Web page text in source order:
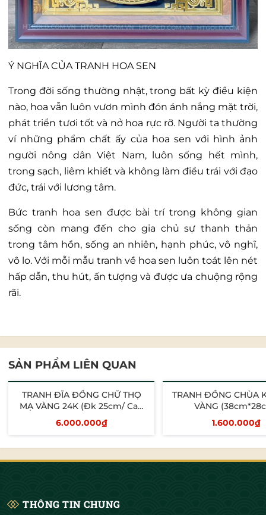
Ý NGHĨA CỦA TRANH HOA SEN
Trong đời sống thường nhật, trong bất kỳ điều kiện
nào, hoa vẫn luôn vươn mình đón ánh nắng mặt trời,
phát triển tươi tốt và nở hoa rực rỡ. Người ta thường
ví những phẩm chất ấy của hoa sen với hình ảnh
người nông dân Việt Nam, luôn sống hết mình,
trong sạch, liêm khiết và không làm điều trái với đạo
đức, trái với lương tâm.
Bức tranh hoa sen được bài trí trong không gian
sống còn mang đến cho gia chủ sự thanh thản
trong tâm hồn, sống an nhiên, hạnh phúc, vô nghĩ,
vô lo. Với mỗi mẫu tranh về hoa sen luôn toát lên nét
hấp dẫn, thu hút, ấn tượng và được ưa chuộng rộng
rãi.
SẢN PHẨM LIÊN QUAN
TRANH ĐĨA ĐỒNG CHỮ THỌ
MẠ VÀNG 24K (Đk 25cm/ Cao
30cm)
6.000.000₫
TRANH ĐỒNG CHÙA
VÀNG
1.600.000₫
THÔNG TIN CHUNG